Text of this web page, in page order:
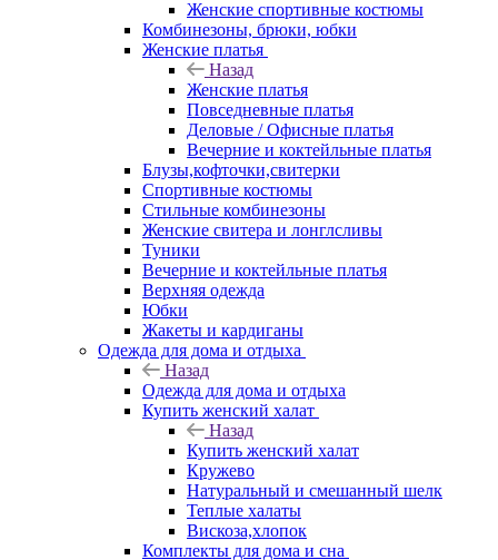
Женские спортивные костюмы
Комбинезоны, брюки, юбки
Женские платья
Назад
Женские платья
Повседневные платья
Деловые / Офисные платья
Вечерние и коктейльные платья
Блузы,кофточки,свитерки
Спортивные костюмы
Стильные комбинезоны
Женские свитера и лонглсливы
Туники
Вечерние и коктейльные платья
Верхняя одежда
Юбки
Жакеты и кардиганы
Одежда для дома и отдыха
Назад
Одежда для дома и отдыха
Купить женский халат
Назад
Купить женский халат
Кружево
Натуральный и смешанный шелк
Теплые халаты
Вискоза,хлопок
Комплекты для дома и сна